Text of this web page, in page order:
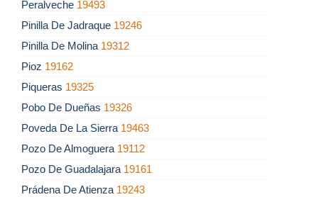
Peralveche 19493
Pinilla De Jadraque 19246
Pinilla De Molina 19312
Pioz 19162
Piqueras 19325
Pobo De Dueñas 19326
Poveda De La Sierra 19463
Pozo De Almoguera 19112
Pozo De Guadalajara 19161
Prádena De Atienza 19243